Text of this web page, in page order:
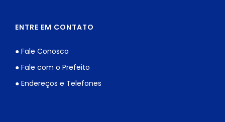
ENTRE EM CONTATO
● Fale Conosco
● Fale com o Prefeito
● Endereços e Telefones